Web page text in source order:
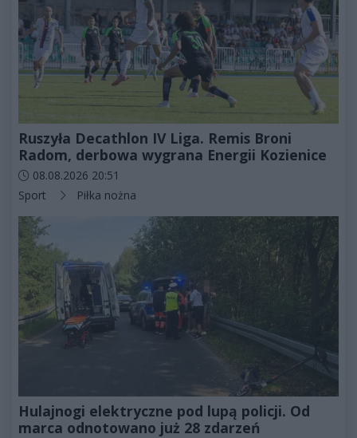
Ruszyła Decathlon IV Liga. Remis Broni
Radom, derbowa wygrana Energii Kozienice
Data dodania artykułu:
08.08.2026 20:51
Kategorie artykułu:
Sport Piłka nożna
Hulajnogi elektryczne pod lupą policji. Od
marca odnotowano już 28 zdarzeń